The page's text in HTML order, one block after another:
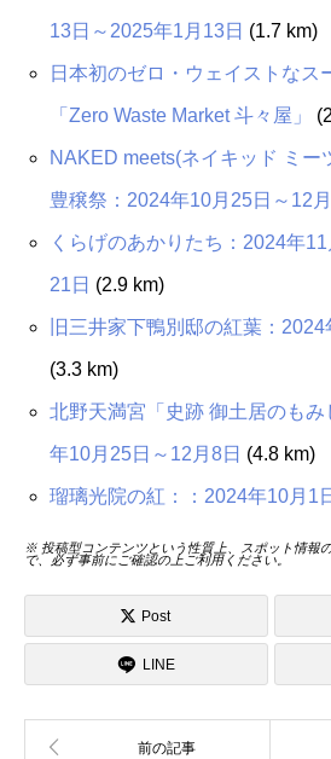
13日～2025年1月13日 (1.7 km)
日本初のゼロ・ウェイストなス
「Zero Waste Market 斗々屋」
NAKED meets(ネイキッド ミー
豊穣祭：2024年10月25日～12
くらげのあかりたち：2024年
21日 (2.9 km)
旧三井家下鴨別邸の紅葉：
(3.3 km)
北野天満宮「史跡 御土居のも
年10月25日～12月8日 (4.8 km)
瑠璃光院の紅：：2024年10月1
※ 投稿型コンテンツという性質上、スポット情報
で、必ず事前にご確認の上ご利用ください。
Post
LINE